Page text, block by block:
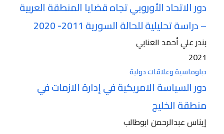
دور الاتحاد الأوروبي تجاه قضايا المنطقة العربية
– دراسة تحليلية للحالة السورية 2011- 2020
بندر علي أحمد العنابي
2021
دبلوماسية وعلاقات دولية
دور السياسة الامريكية في إدارة الازمات في
منطقة الخليج
إيناس عبدالرحمن ابوطالب